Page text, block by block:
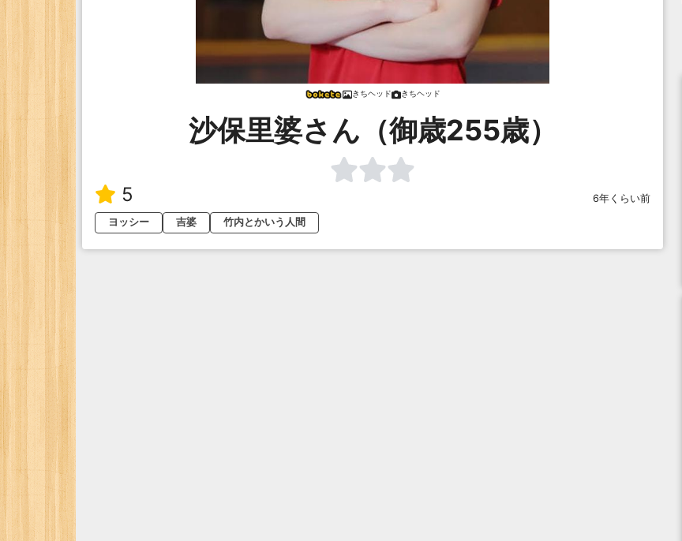
きちヘッド きちヘッド
沙保里婆さん（御歳255歳）
5
6年くらい前
ヨッシー
吉婆 竹内とかいう人間